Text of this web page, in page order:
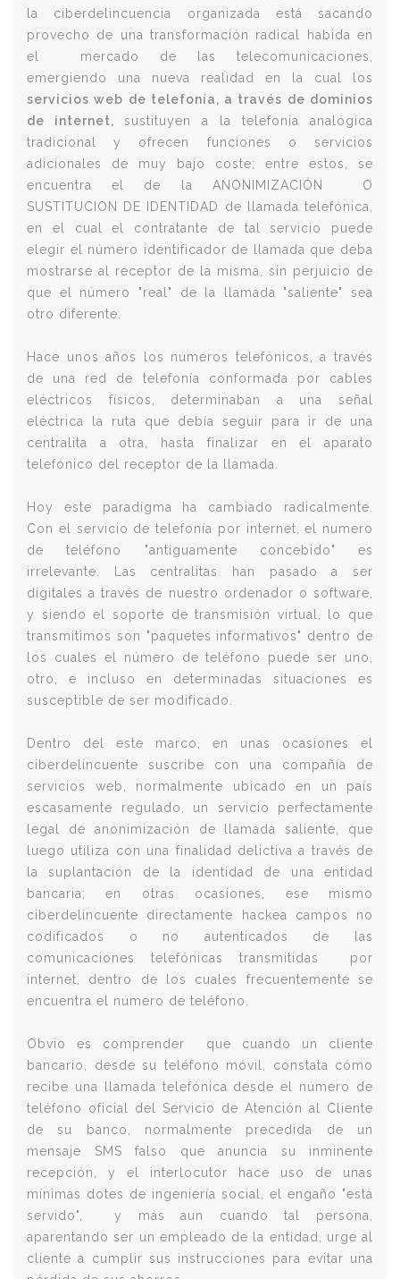
la ciberdelincuencia organizada está sacando
provecho de una transformación radical habida en
el mercado de las telecomunicaciones,
emergiendo una nueva realidad en la cual los
servicios web de telefonía, a través de dominios
de internet, sustituyen a la telefonía analógica
tradicional y ofrecen funciones o servicios
adicionales de muy bajo coste; entre estos, se
encuentra el de la ANONIMIZACIÓN O
SUSTITUCION DE IDENTIDAD de llamada telefónica,
en el cual el contratante de tal servicio puede
elegir el número identificador de llamada que deba
mostrarse al receptor de la misma, sin perjuicio de
que el número "real" de la llamada "saliente" sea
otro diferente.
Hace unos años los números telefónicos, a través
de una red de telefonía conformada por cables
eléctricos físicos, determinaban a una señal
eléctrica la ruta que debía seguir para ir de una
centralita a otra, hasta finalizar en el aparato
telefónico del receptor de la llamada.
Hoy este paradigma ha cambiado radicalmente.
Con el servicio de telefonía por internet, el numero
de teléfono "antiguamente concebido" es
irrelevante. Las centralitas han pasado a ser
digitales a través de nuestro ordenador o software,
y siendo el soporte de transmisión virtual, lo que
transmitimos son "paquetes informativos" dentro de
los cuales el número de teléfono puede ser uno,
otro, e incluso en determinadas situaciones es
susceptible de ser modificado.
Dentro del este marco, en unas ocasiones el
ciberdelincuente suscribe con una compañía de
servicios web, normalmente ubicado en un país
escasamente regulado, un servicio perfectamente
legal de anonimización de llamada saliente, que
luego utiliza con una finalidad delictiva a través de
la suplantación de la identidad de una entidad
bancaria; en otras ocasiones, ese mismo
ciberdelincuente directamente hackea campos no
codificados o no autenticados de las
comunicaciones telefónicas transmitidas por
internet, dentro de los cuales frecuentemente se
encuentra el número de teléfono.
Obvio es comprender que cuando un cliente
bancario, desde su teléfono móvil, constata cómo
recibe una llamada telefónica desde el número de
teléfono oficial del Servicio de Atención al Cliente
de su banco, normalmente precedida de un
mensaje SMS falso que anuncia su inminente
recepción, y el interlocutor hace uso de unas
mínimas dotes de ingeniería social, el engaño "está
servido", y más aun cuando tal persona,
aparentando ser un empleado de la entidad, urge al
cliente a cumplir sus instrucciones para evitar una